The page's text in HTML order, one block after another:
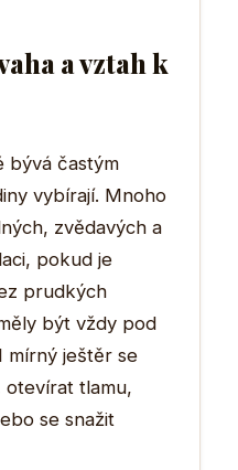
a vztah k
bývá častým
vybírají. Mnoho
zvědavých a
pokud je
prudkých
být vždy pod
mírný ještěr se
otevírat tlamu,
se snažit